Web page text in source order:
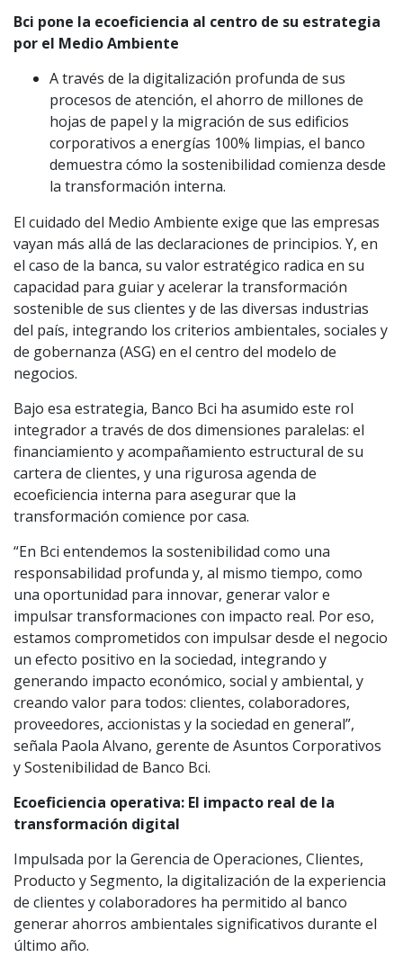
Bci pone la ecoeficiencia al centro de su estrategia
por el Medio Ambiente
A través de la digitalización profunda de sus
procesos de atención, el ahorro de millones de
hojas de papel y la migración de sus edificios
corporativos a energías 100% limpias, el banco
demuestra cómo la sostenibilidad comienza desde
la transformación interna.
El cuidado del Medio Ambiente exige que las empresas
vayan más allá de las declaraciones de principios. Y, en
el caso de la banca, su valor estratégico radica en su
capacidad para guiar y acelerar la transformación
sostenible de sus clientes y de las diversas industrias
del país, integrando los criterios ambientales, sociales y
de gobernanza (ASG) en el centro del modelo de
negocios.
Bajo esa estrategia, Banco Bci ha asumido este rol
integrador a través de dos dimensiones paralelas: el
financiamiento y acompañamiento estructural de su
cartera de clientes, y una rigurosa agenda de
ecoeficiencia interna para asegurar que la
transformación comience por casa.
“En Bci entendemos la sostenibilidad como una
responsabilidad profunda y, al mismo tiempo, como
una oportunidad para innovar, generar valor e
impulsar transformaciones con impacto real. Por eso,
estamos comprometidos con impulsar desde el negocio
un efecto positivo en la sociedad, integrando y
generando impacto económico, social y ambiental, y
creando valor para todos: clientes, colaboradores,
proveedores, accionistas y la sociedad en general”,
señala Paola Alvano, gerente de Asuntos Corporativos
y Sostenibilidad de Banco Bci.
Ecoeficiencia operativa: El impacto real de la
transformación digital
Impulsada por la Gerencia de Operaciones, Clientes,
Producto y Segmento, la digitalización de la experiencia
de clientes y colaboradores ha permitido al banco
generar ahorros ambientales significativos durante el
último año.